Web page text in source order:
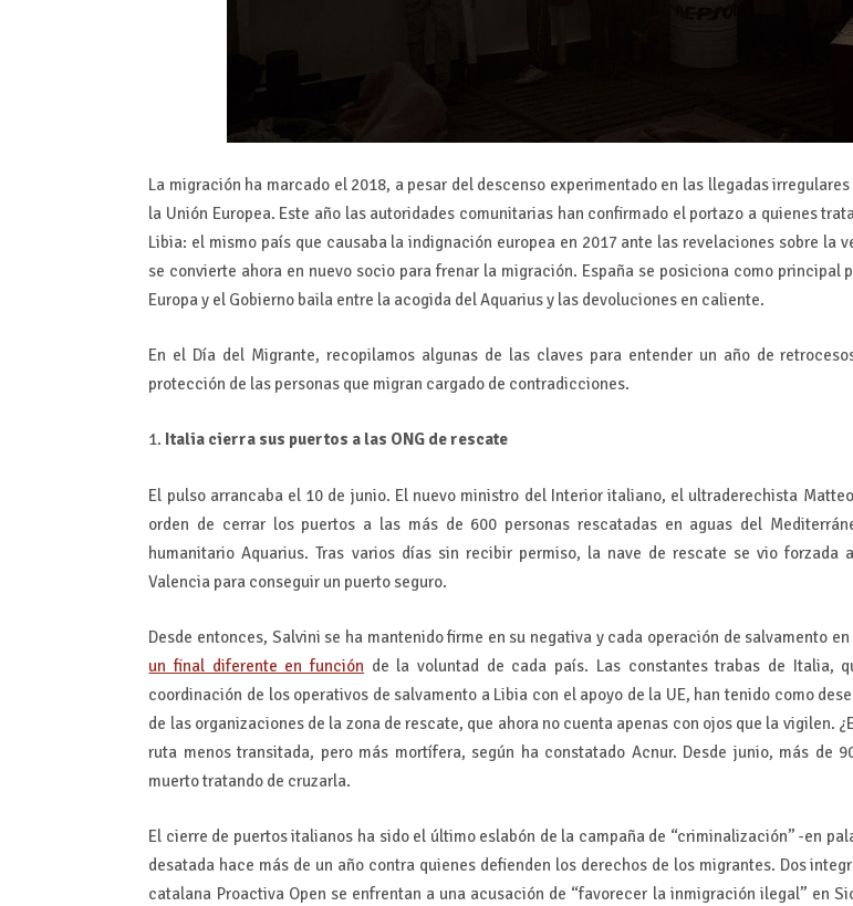
La migración ha marcado el 2018, a pesar del descenso experimentado en las llegadas
la Unión Europea. Este año las autoridades comunitarias han confirmado el portazo a quienes
Libia: el mismo país que causaba la indignación europea en 2017 ante las revelaciones sobre la
se convierte ahora en nuevo socio para frenar la migración. España se posiciona como principal
Europa y el Gobierno baila entre la acogida del Aquarius y las devoluciones en caliente.
En el Día del Migrante, recopilamos algunas de las claves para entender un año de
protección de las personas que migran cargado de contradicciones.
1. Italia cierra sus puertos a las ONG de rescate
El pulso arrancaba el 10 de junio. El nuevo ministro del Interior italiano, el ultraderechista
orden de cerrar los puertos a las más de 600 personas rescatadas en aguas del
humanitario Aquarius. Tras varios días sin recibir permiso, la nave de rescate se vio forzada
Valencia para conseguir un puerto seguro.
Desde entonces, Salvini se ha mantenido firme en su negativa y cada operación de salvamento
un final diferente en función de la voluntad de cada país. Las constantes trabas de Italia,
coordinación de los operativos de salvamento a Libia con el apoyo de la UE, han tenido como
de las organizaciones de la zona de rescate, que ahora no cuenta apenas con ojos que la vigilen.
ruta menos transitada, pero más mortífera, según ha constatado Acnur. Desde junio, más de
muerto tratando de cruzarla.
El cierre de puertos italianos ha sido el último eslabón de la campaña de “criminalización” -en
desatada hace más de un año contra quienes defienden los derechos de los migrantes. Dos
catalana Proactiva Open se enfrentan a una acusación de “favorecer la inmigración ilegal” en